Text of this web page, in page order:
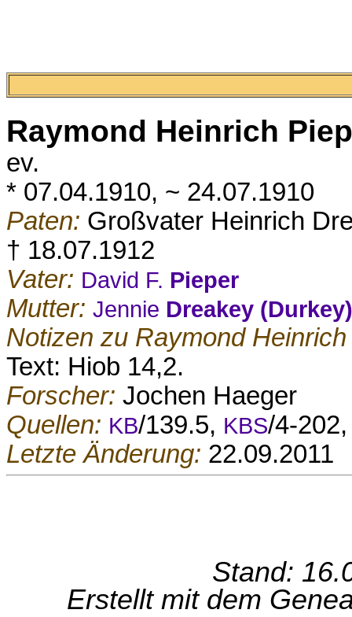
Raymond Heinrich
ev.
* 07.04.1910, ~ 24.07.1910
Paten: Großvater Heinrich
† 18.07.1912
Vater: David F. Pieper
Mutter: Jennie Dreakey (Durkey)
Notizen zu Raymond
Text: Hiob 14,2.
Forscher: Jochen Haeger
Quellen: KB/139.5, KBS/4-202,
Letzte Änderung: 22.09.2011
Stand:
Erstellt mit dem